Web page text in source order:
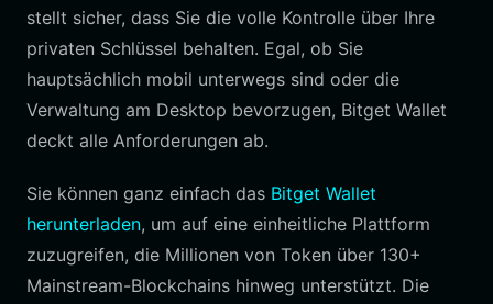
stellt sicher, dass Sie die volle Kontrolle über Ihre
privaten Schlüssel behalten. Egal, ob Sie
hauptsächlich mobil unterwegs sind oder die
Verwaltung am Desktop bevorzugen, Bitget Wallet
deckt alle Anforderungen ab.
Sie können ganz einfach das Bitget Wallet
herunterladen, um auf eine einheitliche Plattform
zuzugreifen, die Millionen von Token über 130+
Mainstream-Blockchains hinweg unterstützt. Die